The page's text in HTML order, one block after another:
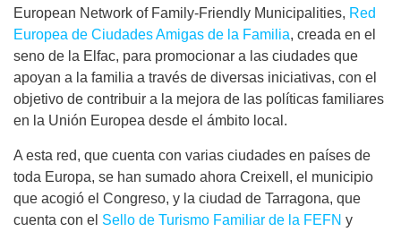
European Network of Family-Friendly Municipalities, Red
Europea de Ciudades Amigas de la Familia, creada en el
seno de la Elfac, para promocionar a las ciudades que
apoyan a la familia a través de diversas iniciativas, con el
objetivo de contribuir a la mejora de las políticas familiares
en la Unión Europea desde el ámbito local.
A esta red, que cuenta con varias ciudades en países de
toda Europa, se han sumado ahora Creixell, el municipio
que acogió el Congreso, y la ciudad de Tarragona, que
cuenta con el Sello de Turismo Familiar de la FEFN y